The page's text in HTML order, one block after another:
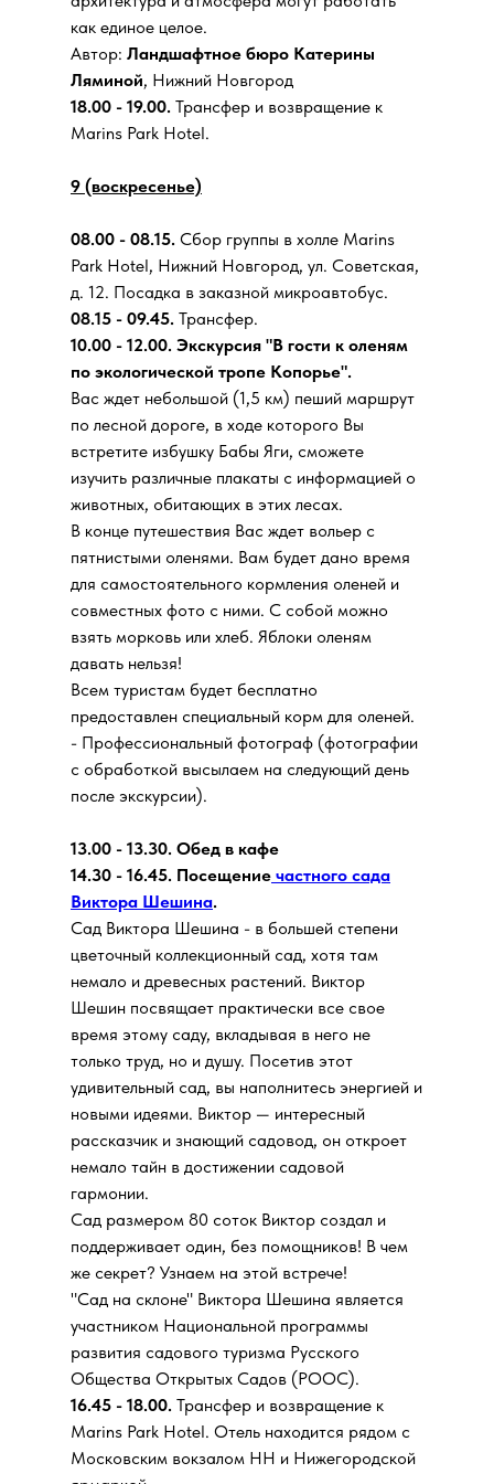
как единое целое.
Автор: Ландшафтное бюро Катерины
Ляминой, Нижний Новгород
18.00 - 19.00. Трансфер и возвращение к
Marins Park Hotel.
9 (воскресенье)
08.00 - 08.15. Сбор группы в холле Marins
Park Hotel, Нижний Новгород, ул. Советская,
д. 12. Посадка в заказной микроавтобус.
08.15 - 09.45. Трансфер.
10.00 - 12.00. Экскурсия "В гости к оленям
по экологической тропе Копорье".
Вас ждет небольшой (1,5 км) пеший маршрут
по лесной дороге, в ходе которого Вы
встретите избушку Бабы Яги, сможете
изучить различные плакаты с информацией о
животных, обитающих в этих лесах.
В конце путешествия Вас ждет вольер с
пятнистыми оленями. Вам будет дано время
для самостоятельного кормления оленей и
совместных фото с ними. С собой можно
взять морковь или хлеб. Яблоки оленям
давать нельзя!
Всем туристам будет бесплатно
предоставлен специальный корм для оленей.
- Профессиональный фотограф (фотографии
с обработкой высылаем на следующий день
после экскурсии).
13.00 - 13.30. Обед в кафе
14.30 - 16.45. Посещение частного сада
Виктора Шешина.
Сад Виктора Шешина - в большей степени
цветочный коллекционный сад, хотя там
немало и древесных растений. Виктор
Шешин посвящает практически все свое
время этому саду, вкладывая в него не
только труд, но и душу. Посетив этот
удивительный сад, вы наполнитесь энергией и
новыми идеями. Виктор — интересный
рассказчик и знающий садовод, он откроет
немало тайн в достижении садовой
гармонии.
Сад размером 80 соток Виктор создал и
поддерживает один, без помощников! В чем
же секрет? Узнаем на этой встрече!
"Сад на склоне" Виктора Шешина является
участником Национальной программы
развития садового туризма Русского
Общества Открытых Садов (РООС).
16.45 - 18.00. Трансфер и возвращение к
Marins Park Hotel. Отель находится рядом с
Московским вокзалом НН и Нижегородской